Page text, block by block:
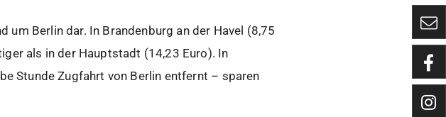
Berlin dar. In Brandenburg an der Havel (8,75
als in der Hauptstadt (14,23 Euro). In
Stunde Zugfahrt von Berlin entfernt – sparen